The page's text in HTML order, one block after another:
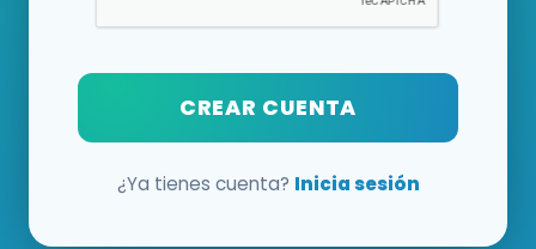
CREAR CUENTA
¿Ya tienes cuenta? Inicia sesión